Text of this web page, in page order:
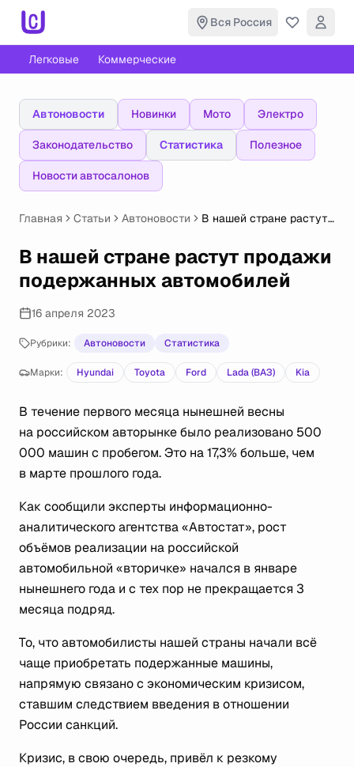
Вся Россия
Легковые Коммерческие
Автоновости Новинки Мото Электро
Законодательство Статистика Полезное
Новости автосалонов
Главная Статьи Автоновости
В нашей стране растут
автомобилей
В нашей стране растут продажи
подержанных автомобилей
16 апреля 2023
Рубрики: Автоновости Статистика
Марки: Hyundai Toyota Ford Lada (ВАЗ) Kia
В течение первого месяца нынешней весны
на российском авторынке было реализовано 500
000 машин с пробегом. Это на 17,3% больше, чем
в марте прошлого года.
Как сообщили эксперты информационно-
аналитического агентства «Автостат», рост
объёмов реализации на российской
автомобильной «вторичке» начался в январе
нынешнего года и с тех пор не прекращается 3
месяца подряд.
То, что автомобилисты нашей страны начали всё
чаще приобретать подержанные машины,
напрямую связано с экономическим кризисом,
ставшим следствием введения в отношении
России санкций.
Кризис, в свою очередь, привёл к резкому